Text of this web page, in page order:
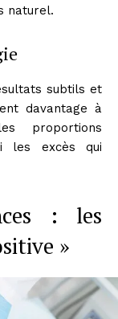
naturel.
subtils et
davantage à
proportions
les excès qui
: les
»